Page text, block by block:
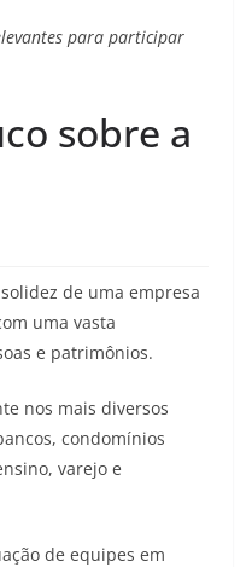
para participar
sobre a
de uma empresa
uma vasta
e patrimônios.
nos mais diversos
condomínios
varejo e
de equipes em